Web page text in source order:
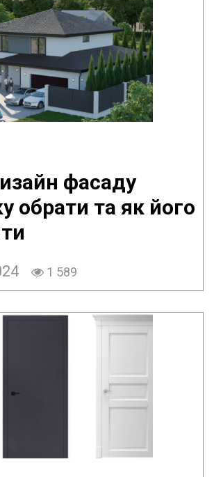
фасаду
обрати та як його
1 589